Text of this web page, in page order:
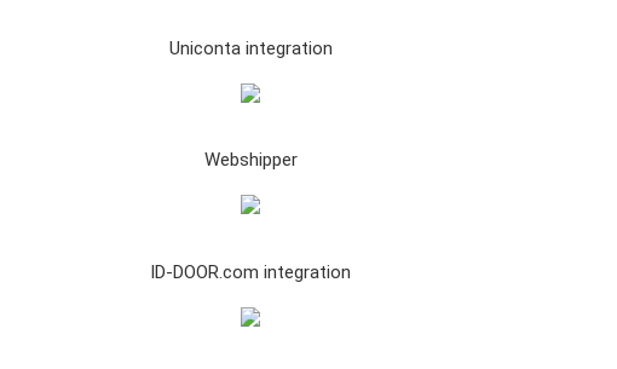
Uniconta integration
Webshipper
ID-DOOR.com integration